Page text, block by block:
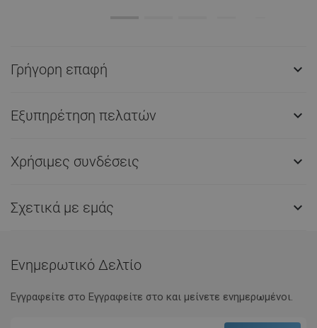
Γρήγορη επαφή 
Εξυπηρέτηση πελατών 
Χρήσιμες συνδέσεις 
Σχετικά με εμάς 
Ενημερωτικό Δελτίο
Εγγραφείτε στο Eγγραφείτε στο και μείνετε ενημερωμένοι.